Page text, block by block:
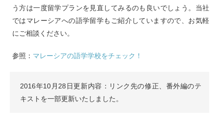
う方は一度留学プランを見直してみるのも良いでしょう。当社
ではマレーシアへの語学留学もご紹介していますので、お気軽
にご相談ください。
参照： マレーシアの語学学校をチェック！
2016年10月28日更新内容：リンク先の修正、番外編のテ
キストを一部更新いたしました。